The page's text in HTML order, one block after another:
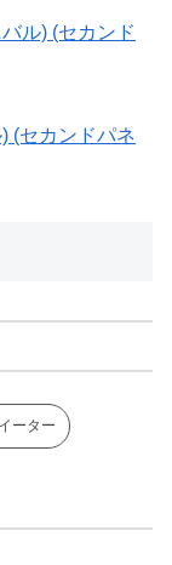
ル) (セカンド
(セカンドパネ
ーター